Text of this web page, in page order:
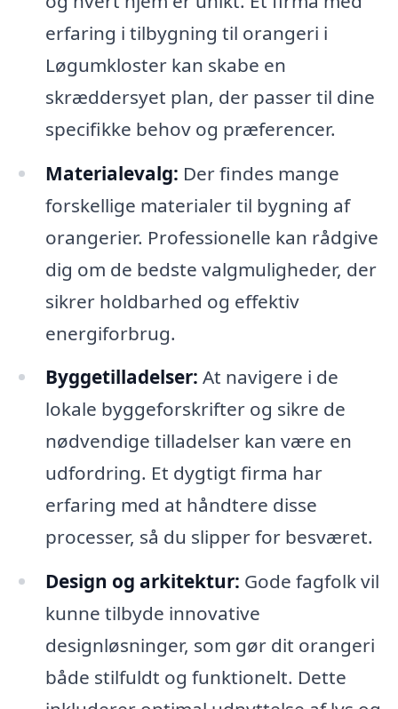
erfaring i tilbygning til orangeri i
Løgumkloster kan skabe en
skræddersyet plan, der passer til dine
specifikke behov og præferencer.
Materialevalg: Der findes mange
forskellige materialer til bygning af
orangerier. Professionelle kan rådgive
dig om de bedste valgmuligheder, der
sikrer holdbarhed og effektiv
energiforbrug.
Byggetilladelser: At navigere i de
lokale byggeforskrifter og sikre de
nødvendige tilladelser kan være en
udfordring. Et dygtigt firma har
erfaring med at håndtere disse
processer, så du slipper for besværet.
Design og arkitektur: Gode fagfolk vil
kunne tilbyde innovative
designløsninger, som gør dit orangeri
både stilfuldt og funktionelt. Dette